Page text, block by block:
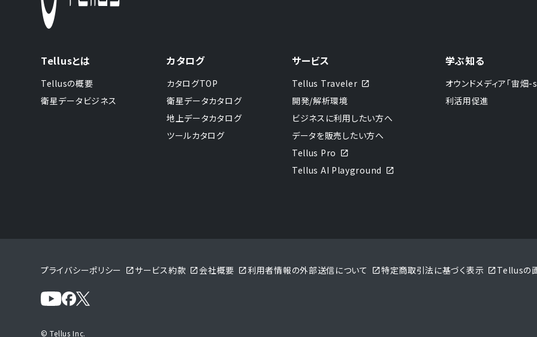
Tellusとは
Tellusの概要
衛星データビジネス
カタログ
カタログTOP
衛星データカタログ
地上データカタログ
ツールカタログ
サービス
Tellus Traveler
開発/解析環境
ビジネスに利用したい方へ
データを販売したい方へ
Tellus Pro
Tellus AI Playground
学ぶ知る
オウンドメディア「宙
利活用促進
プライバシーポリシー サービス約款 会社概要 利用者情報の外部送信について 特定商取引法に基づく表示 Tellusの
© Tellus Inc.